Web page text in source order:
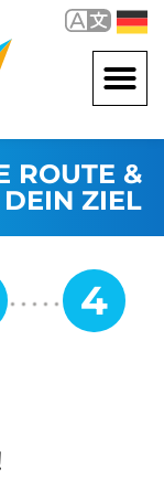
ROUTE &
DEIN ZIEL